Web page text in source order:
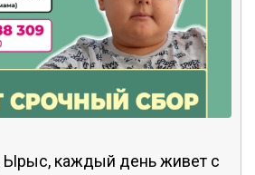
Ырыс, каждый день живет с